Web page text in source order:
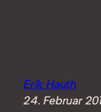
Erik Hauth
24. Februar